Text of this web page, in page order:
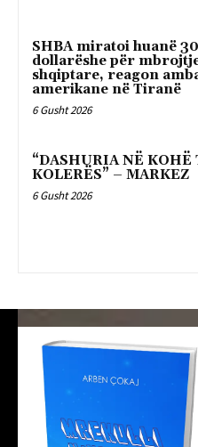
SHBA miratoi huanë
dollarëshe për
shqiptare, reagon
amerikane në Tiranë
6 Gusht 2026
“DASHURIA NË KOHË
KOLERËS” – MARKEZ
6 Gusht 2026